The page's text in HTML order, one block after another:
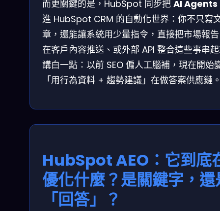
而更關鍵的是，HubSpot 同步把 AI Agents
進 HubSpot CRM 的自動化世界：你不只寫
章，還能讓系統用少量指令，直接把市場報
在客戶內容推送、或外部 API 整合這些事串
講白一點：以前 SEO 偏人工腦補，現在開始
「用行為資料 + 趨勢建議」在做答案供應鏈
HubSpot AEO：它到底
優化什麼？是關鍵字，還
「回答」？